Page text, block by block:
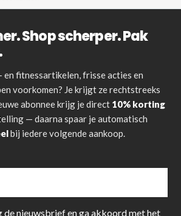
Shop scherper. Pak
fitnessartikelen, frisse acties en
voorkomen? Je krijgt ze rechtstreeks
abonnee krijg je direct 10% korting
— daarna spaar je automatisch
bij iedere volgende aankoop.
de nieuwsbrief en ga akkoord met het